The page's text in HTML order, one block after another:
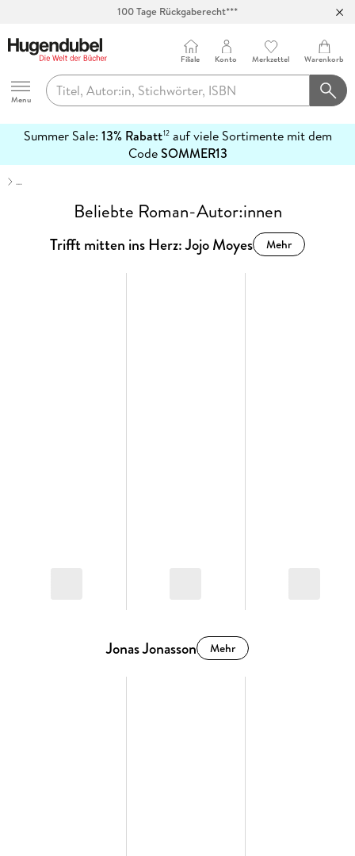
100 Tage Rückgaberecht***
Hugendubel
Menu
Filiale Konto Merkzettel Warenkorb
Summer Sale: 13% Rabatt12auf viele Sortimente mit dem
CodeSOMMER13
erfahren
…
Beliebte Roman-Autor:innen
Trifft mitten ins Herz: Jojo Moyes Mehr
Jonas Jonasson Mehr